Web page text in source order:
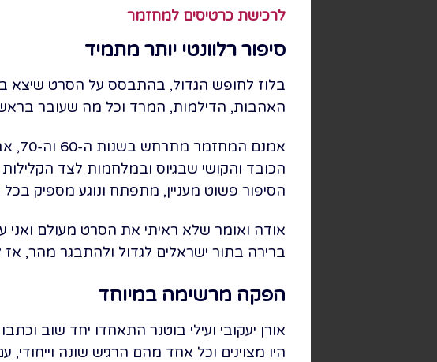
לרכישת כרטיסים למחזמר
סיפור רלוונטי יותר מתמיד
האהבות, הדילמות, המרד וכל מה שעובר
הכובד והקושי שבגיוס ובמלחמות לצד
הסיפור פשוט מעניין, מתפתח ונוגע מספיק
אודה ואומר שלא ראיתי את הסרט מעולם ואני
ברירה בתור ישראלים לגדול ולהתבגר מהר,
הפקה מרשימה במיוחד
אורן יעקובי ועילי בוטנר התאחדו יחד שוב